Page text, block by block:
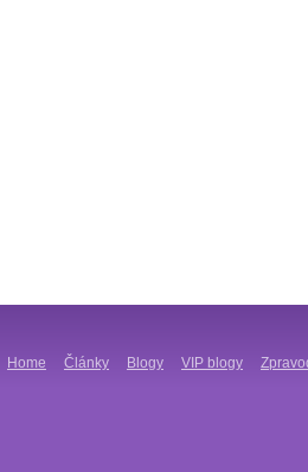
Home Články Blogy VIP blogy